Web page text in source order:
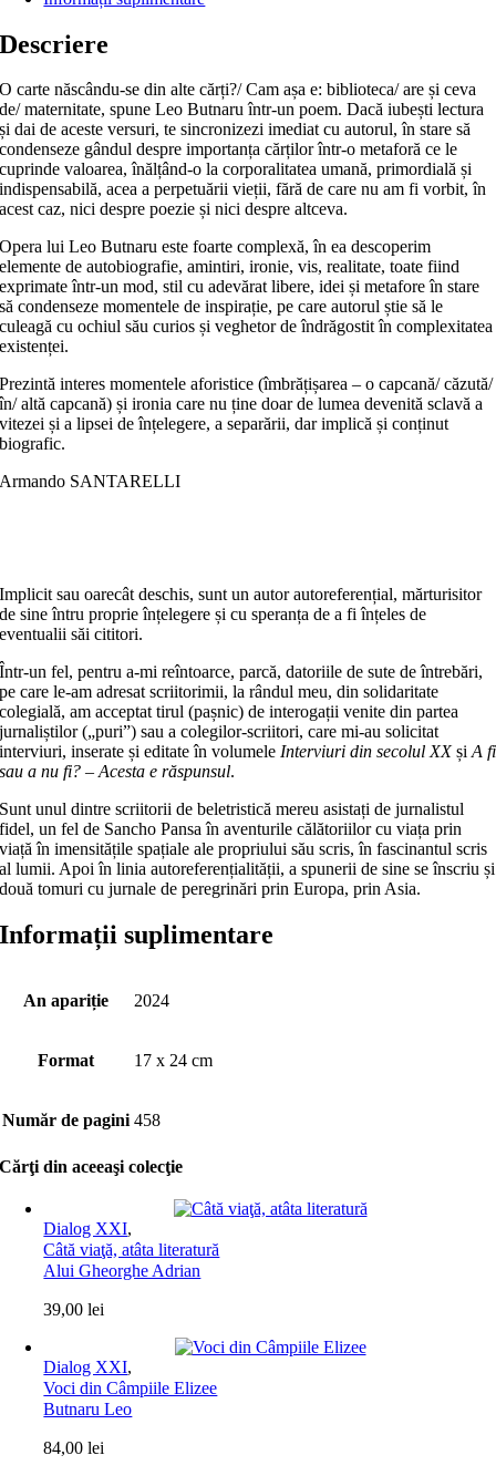
Descriere
O carte născându-se din alte cărți?/ Cam așa e: biblioteca/ are și ceva
de/ maternitate, spune Leo Butnaru într-un poem. Dacă iubești lectura
și dai de aceste versuri, te sincronizezi imediat cu autorul, în stare să
condenseze gândul despre importanța cărților într-o metaforă ce le
cuprinde valoarea, înălțând-o la corporalitatea umană, primordială și
indispensabilă, acea a perpetuării vieții, fără de care nu am fi vorbit, în
acest caz, nici despre poezie și nici despre altceva.
Opera lui Leo Butnaru este foarte complexă, în ea descoperim
elemente de autobiografie, amintiri, ironie, vis, realitate, toate fiind
exprimate într-un mod, stil cu adevărat libere, idei și metafore în stare
să condenseze momentele de inspirație, pe care autorul știe să le
culeagă cu ochiul său curios și veghetor de îndrăgostit în complexitatea
existenței.
Prezintă interes momentele aforistice (îmbrățișarea – o capcană/ căzută/
în/ altă capcană) și ironia care nu ține doar de lumea devenită sclavă a
vitezei și a lipsei de înțelegere, a separării, dar implică și conținut
biografic.
Armando SANTARELLI
Implicit sau oarecât deschis, sunt un autor autoreferențial, mărturisitor
de sine întru proprie înțelegere și cu speranța de a fi înțeles de
eventualii săi cititori.
Într-un fel, pentru a-mi reîntoarce, parcă, datoriile de sute de întrebări,
pe care le-am adresat scriitorimii, la rândul meu, din solidaritate
colegială, am acceptat tirul (pașnic) de interogații venite din partea
jurnaliștilor („puri”) sau a colegilor-scriitori, care mi-au solicitat
interviuri, inserate și editate în volumele Interviuri din secolul XXșiA fi
sau a nu fi? – Acesta e răspunsul.
Sunt unul dintre scriitorii de beletristică mereu asistați de jurnalistul
fidel, un fel de Sancho Pansa în aventurile călătoriilor cu viața prin
viață în imensitățile spațiale ale propriului său scris, în fascinantul scris
al lumii. Apoi în linia autoreferențialității, a spunerii de sine se înscriu și
două tomuri cu jurnale de peregrinări prin Europa, prin Asia.
Informații suplimentare
An apariție 2024
Format 17 x 24 cm
Număr de pagini 458
Cărţi din aceeaşi colecţie
Dialog XXI,
Câtă viaţă, atâta literatură
Alui Gheorghe Adrian
39,00lei
Dialog XXI,
Voci din Câmpiile Elizee
Butnaru Leo
84,00lei